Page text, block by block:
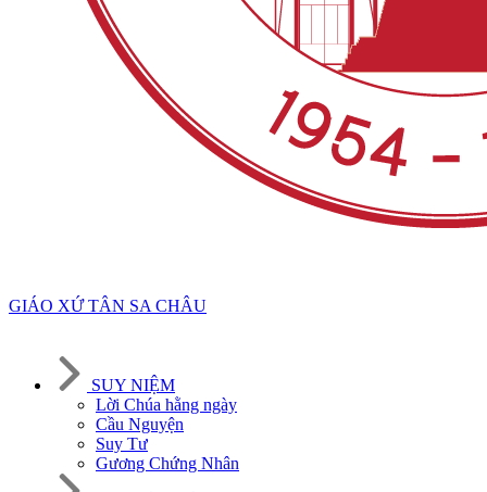
GIÁO XỨ TÂN SA CHÂU
SUY NIỆM
Lời Chúa hằng ngày
Cầu Nguyện
Suy Tư
Gương Chứng Nhân